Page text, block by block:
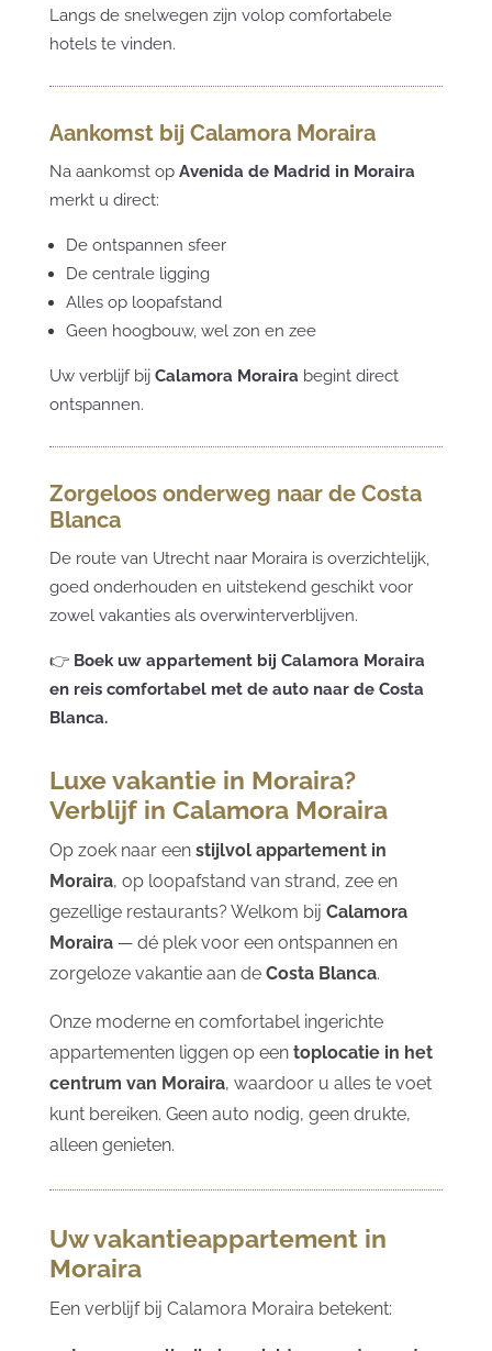
Langs de snelwegen zijn volop comfortabele
hotels te vinden.
Aankomst bij Calamora Moraira
Na aankomst op Avenida de Madrid in Moraira
merkt u direct:
De ontspannen sfeer
De centrale ligging
Alles op loopafstand
Geen hoogbouw, wel zon en zee
Uw verblijf bij Calamora Morairabegint direct
ontspannen.
Zorgeloos onderweg naar de Costa
Blanca
De route van Utrecht naar Moraira is overzichtelijk,
goed onderhouden en uitstekend geschikt voor
zowel vakanties als overwinterverblijven.
👉 Boek uw appartement bij Calamora Moraira
en reis comfortabel met de auto naar de Costa
Blanca.
Luxe vakantie in Moraira?
Verblijf in Calamora Moraira
Op zoek naar een stijlvol appartement in
Moraira, op loopafstand van strand, zee en
gezellige restaurants? Welkom bij Calamora
Moraira— dé plek voor een ontspannen en
zorgeloze vakantie aan de Costa Blanca.
Onze moderne en comfortabel ingerichte
appartementen liggen op een toplocatie in het
centrum van Moraira, waardoor u alles te voet
kunt bereiken. Geen auto nodig, geen drukte,
alleen genieten.
Uw vakantieappartement in
Moraira
Een verblijf bij Calamora Moraira betekent: